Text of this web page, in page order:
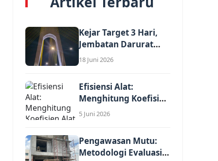
Kejar Target 3 Hari,
Jembatan Darurat
Nelayan Rumbai...
18 Juni 2026
Efisiensi Alat:
Menghitung Koefisien
Alat Berat dalam
5 Juni 2026
Pengawasan Mutu:
Metodologi Evaluasi